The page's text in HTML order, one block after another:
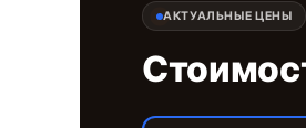
АКТУАЛЬНЫЕ ЦЕНЫ